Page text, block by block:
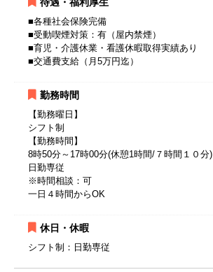
■各種社会保険完備
■受動喫煙対策：有（屋内禁煙）
■育児・介護休業・看護休暇取得実績あり
■交通費支給（月5万円迄）
勤務時間
【勤務曜日】
シフト制
【勤務時間】
8時50分～17時00分(休憩1時間/７時間１０分)
日勤専従
※時間相談：可
一日４時間からOK
休日・休暇
シフト制：日勤専従